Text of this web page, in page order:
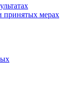
принятых мерах